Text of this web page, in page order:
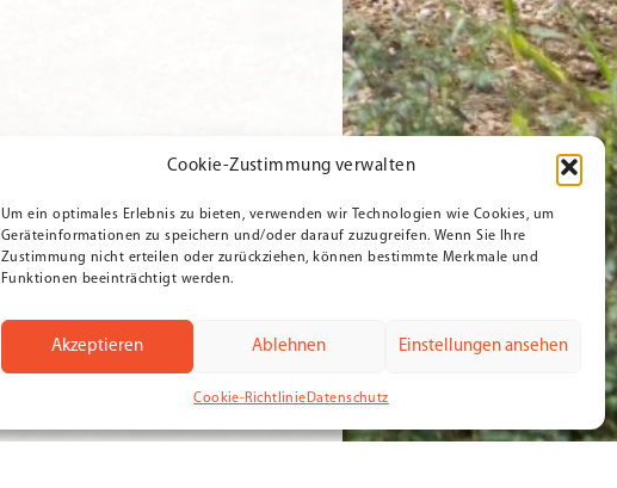
Cookie-Zustimmung verwalten
Um ein optimales Erlebnis zu bieten, verwenden wir Technologien wie Cookies, um
Geräteinformationen zu speichern und/oder darauf zuzugreifen. Wenn Sie Ihre
Zustimmung nicht erteilen oder zurückziehen, können bestimmte Merkmale und
Funktionen beeinträchtigt werden.
Akzeptieren Ablehnen Einstellungen ansehen
Cookie-Richtlinie Datenschutz